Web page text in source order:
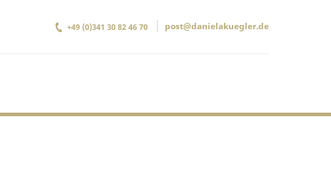
+49 (0)341 30 82 46 70 post@danielakuegler.de